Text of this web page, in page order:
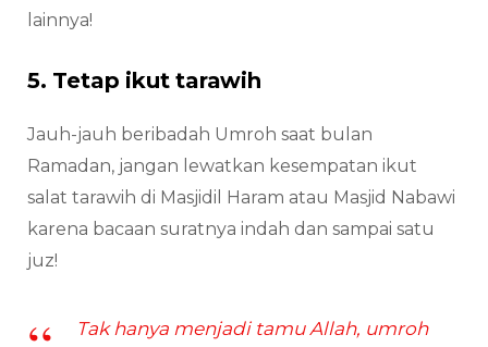
lainnya!
5. Tetap ikut tarawih
Jauh-jauh beribadah Umroh saat bulan
Ramadan, jangan lewatkan kesempatan ikut
salat tarawih di Masjidil Haram atau Masjid Nabawi
karena bacaan suratnya indah dan sampai satu
juz!
Tak hanya menjadi tamu Allah, umroh